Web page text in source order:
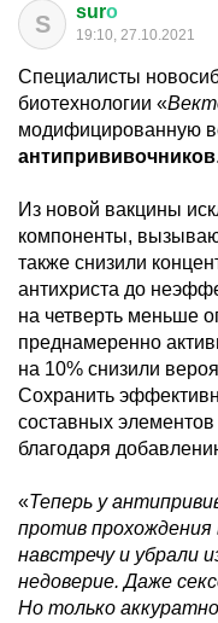
S surо
19:10, 27.10.2021
Специалисты
биотехнологии «
модифицированную
антипрививочников.
Из новой вакцины
компоненты,
также снизили
антихриста до
на четверть меньше
преднамеренно
на 10% снизили
Сохранить
составных
благодаря
«Теперь у
против
навстречу и убрали
недоверие. Даже
Но только